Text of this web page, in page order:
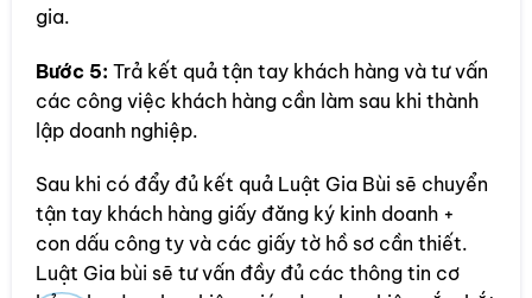
gia.
Bước 5: Trả kết quả tận tay khách hàng và tư vấn
các công việc khách hàng cần làm sau khi thành
lập doanh nghiệp.
Sau khi có đẩy đủ kết quả Luật Gia Bùi sẽ chuyển
tận tay khách hàng giấy đăng ký kinh doanh +
con dấu công ty và các giấy tờ hồ sơ cần thiết.
Luật Gia bùi sẽ tư vấn đầy đủ các thông tin cơ